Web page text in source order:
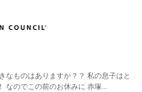
なものはありますか？？ 私の息子はと
なのでこの前のお休みに 赤塚...